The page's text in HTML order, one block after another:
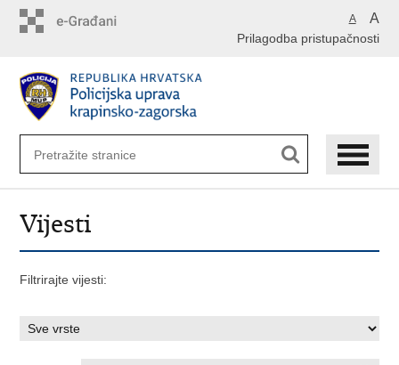
A A
Prilagodba pristupačnosti
Vijesti
Filtrirajte vijesti: